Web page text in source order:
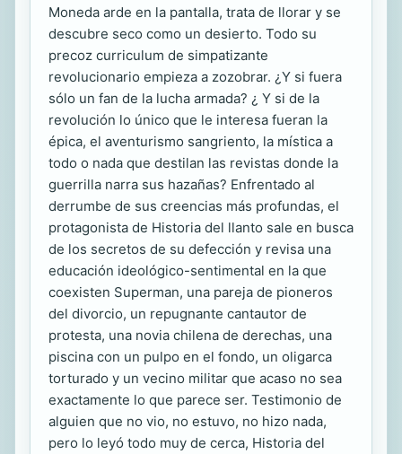
Moneda arde en la pantalla, trata de llorar y se
descubre seco como un desierto. Todo su
precoz curriculum de simpatizante
revolucionario empieza a zozobrar. ¿Y si fuera
sólo un fan de la lucha armada? ¿ Y si de la
revolución lo único que le interesa fueran la
épica, el aventurismo sangriento, la mística a
todo o nada que destilan las revistas donde la
guerrilla narra sus hazañas? Enfrentado al
derrumbe de sus creencias más profundas, el
protagonista de Historia del llanto sale en busca
de los secretos de su defección y revisa una
educación ideológico-sentimental en la que
coexisten Superman, una pareja de pioneros
del divorcio, un repugnante cantautor de
protesta, una novia chilena de derechas, una
piscina con un pulpo en el fondo, un oligarca
torturado y un vecino militar que acaso no sea
exactamente lo que parece ser. Testimonio de
alguien que no vio, no estuvo, no hizo nada,
pero lo leyó todo muy de cerca, Historia del